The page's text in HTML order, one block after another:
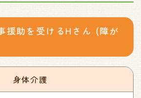
援助を受けるHさん (障が
身体介護